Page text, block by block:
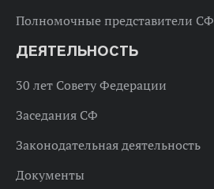
Полномочные представители СФ
ДЕЯТЕЛЬНОСТЬ
30 лет Совету Федерации
Заседания СФ
Законодательная деятельность
Документы